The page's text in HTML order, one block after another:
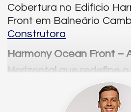
Cobertura no Edifício
Front em Balneário
Construtora
Harmony Ocean Front –
Horizontal que redefine
Balneário Camboriú
Apresentamos uma das